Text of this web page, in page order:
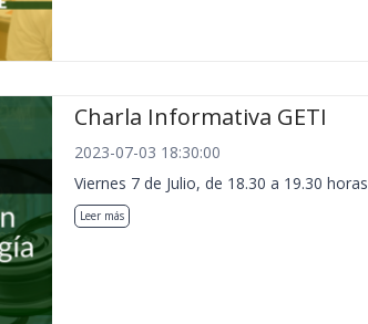
Charla Informativa GETI
2023-07-03 18:30:00
Viernes 7 de Julio, de 18.30 a 19.30 horas
Leer más